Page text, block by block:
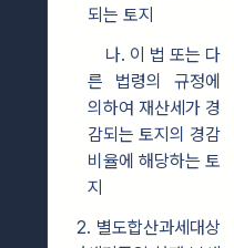
되는 토지
나. 이 법 또는 다
른 법령의 규정에
의하여 재산세가 경
감되는 토지의 경감
비율에 해당하는 토
지
2. 별도합산과세대상